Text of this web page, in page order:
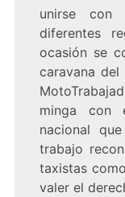
unirse con
diferentes
ocasión se
caravana
minga con
nacional
trabajo
taxistas
valer el